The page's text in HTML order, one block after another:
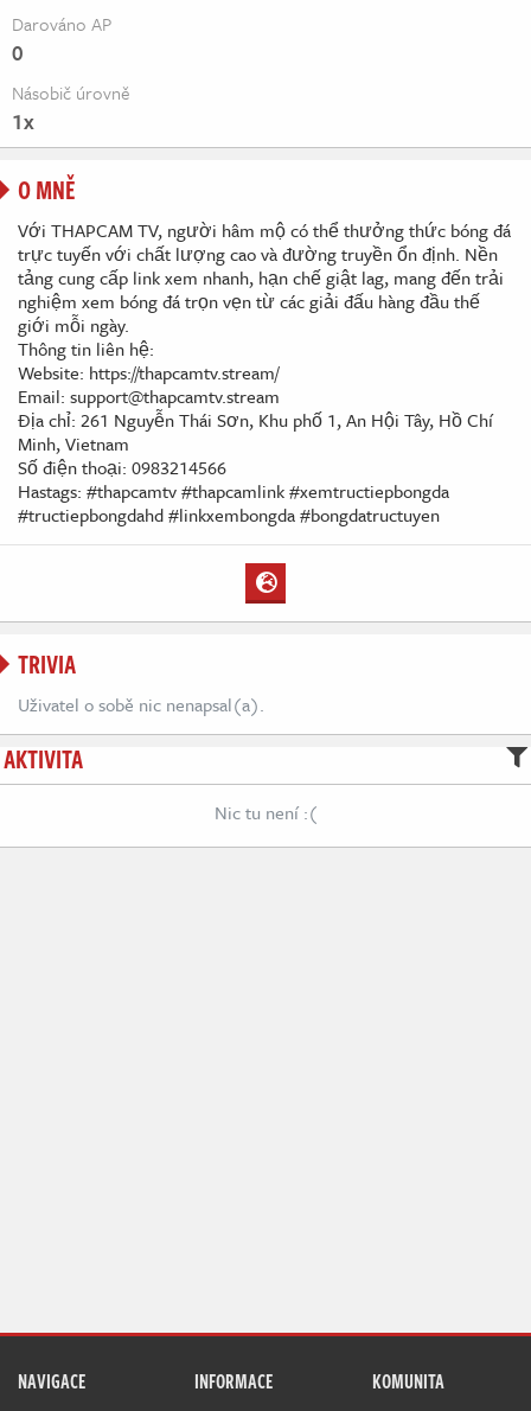
Darováno AP
0
Násobič úrovně
1x
O MNĚ
Với THAPCAM TV, người hâm mộ có thể thưởng thức bóng đá
trực tuyến với chất lượng cao và đường truyền ổn định. Nền
tảng cung cấp link xem nhanh, hạn chế giật lag, mang đến trải
nghiệm xem bóng đá trọn vẹn từ các giải đấu hàng đầu thế
giới mỗi ngày.
Thông tin liên hệ:
Website: https://thapcamtv.stream/
Email: support@thapcamtv.stream
Địa chỉ: 261 Nguyễn Thái Sơn, Khu phố 1, An Hội Tây, Hồ Chí
Minh, Vietnam
Số điện thoại: 0983214566
Hastags: #thapcamtv #thapcamlink #xemtructiepbongda
#tructiepbongdahd #linkxembongda #bongdatructuyen
TRIVIA
Uživatel o sobě nic nenapsal(a).
AKTIVITA
Nic tu není :(
NAVIGACE INFORMACE KOMUNITA